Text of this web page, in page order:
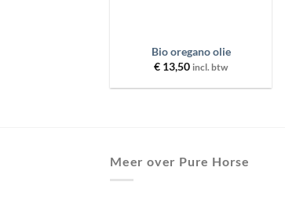
Bio oregano olie
€ 13,50 incl. btw
Meer over Pure Horse